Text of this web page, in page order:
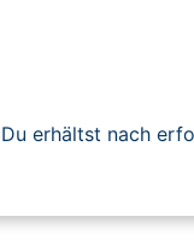
Du erhältst nach